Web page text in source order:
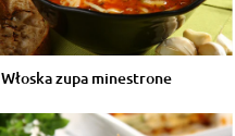
Włoska zupa minestrone